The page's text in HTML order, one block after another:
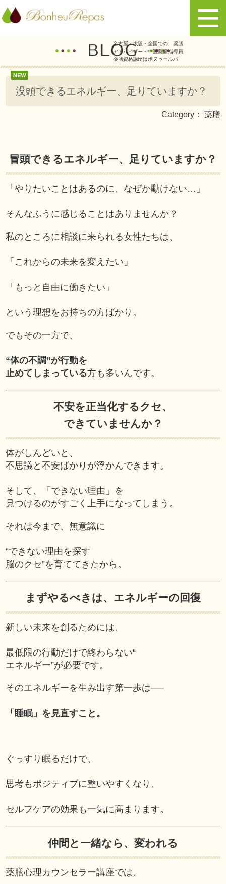
名古屋・大阪・全国での、薬膳
アドバイザー・中医薬膳指導員
薬膳資格講座はボヌゥールパ
没頭できるエネルギー、足りていますか？
Category： 薬膳
冒頭できるエネルギー、足りていますか？
「やりたいことはあるのに、なぜか動けない…」
そんなふうに感じることはありませんか？
私のところに相談に来られる女性たちは、
「これからの未来を変えたい」
「もっと自由に働きたい」
という理想をお持ちの方ばかり。
でもその一方で、
“体の不調”が行動を
止めてしまっている方も多いんです。
不安を正当化するクセ、
できていませんか？
体がしんどいと、
不思議と不安ばかりが浮かんできます。
そして、「できない理由」を
見つけるのがすごく上手になってしまう。
それは今まで、無意識に
“できない理由を探す
脳のクセ”を育ててきたから。
まずやるべきは、エネルギーの回復
新しい未来を創るためには、
最低限の行動だけで終わらない“
エネルギー”が必要です。
そのエネルギーを生み出す第一歩は──
「睡眠」を見直すこと。
ぐっすり眠るだけで、
思考もポジティブに整いやすくなり、
セルフケアの効果も一気に高まります。
仲間と一緒なら、変われる
薬膳心理カウンセラー講座では、